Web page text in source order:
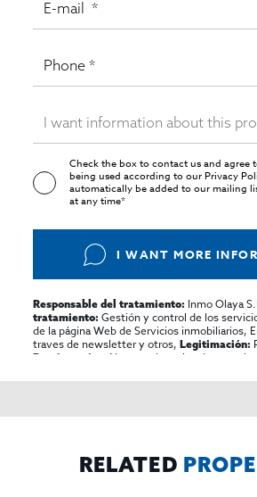
Check the box to contact us and agree
being used according to ourPrivacy
automatically be added to our mailing
at any time*
I WANT MORE
Responsable del tratamiento: Inmo Olaya
tratamiento: Gestión y control de los
de la página Web de Servicios inmobiliarios,
traves de newsletter y otros,Legitimación:
Destinatarios:
No se cederan los datos, salvo
rectificar y suprimir los datos, solicitar la
RELATED